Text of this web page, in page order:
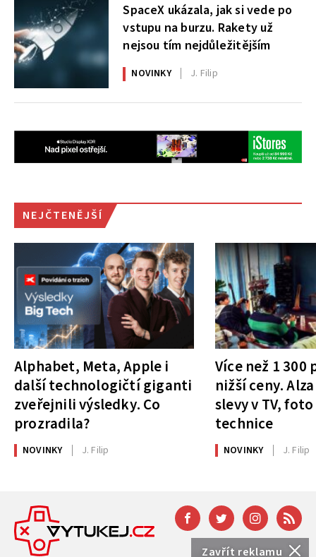
Zavřít reklamu
SpaceX ukázala, jak si vede po
vstupu na burzu. Rakety už
nejsou tím nejdůležitějším
NOVINKY J. Filip
NEJČTENĚJŠÍ
Alphabet, Meta, Apple i
další technologičtí giganti
zveřejnili výsledky. Co
prozradila?
NOVINKY J. Filip
Více než 1
nižší ceny.
slevy v TV,
technice
NOVINKY J. Filip